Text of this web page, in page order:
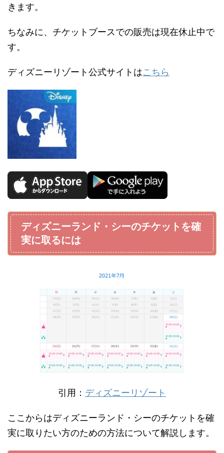
きます。
ちなみに、チケットブースでの販売は現在休止中で
す。
ディズニーリゾート公式サイトはこちら
ディズニーランド・シーのチケットを確
実に取るには
引用： ディズニーリゾート
ここからはディズニーランド・シーのチケットを確
実に取りたい方のための方法について解説します。